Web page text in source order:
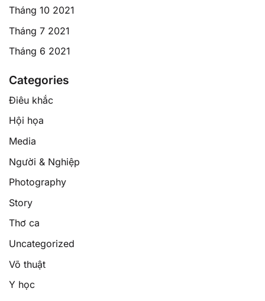
Tháng 10 2021
Tháng 7 2021
Tháng 6 2021
Categories
Điêu khắc
Hội họa
Media
Người & Nghiệp
Photography
Story
Thơ ca
Uncategorized
Võ thuật
Y học